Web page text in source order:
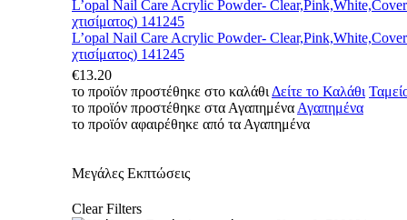
L’opal Nail Care Acrylic Powder-
χτισίματος) 141245
L’opal Nail Care Acrylic Powder-
χτισίματος) 141245
€13.20
το προϊόν προστέθηκε στο καλάθι Δείτε το Καλάθι
το προϊόν προστέθηκε στα Αγαπημένα Αγαπημένα
το προϊόν αφαιρέθηκε από τα Αγαπημένα
Μεγάλες Εκπτώσεις
Clear Filters